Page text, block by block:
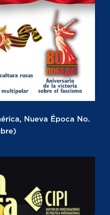
Nueva Época No.